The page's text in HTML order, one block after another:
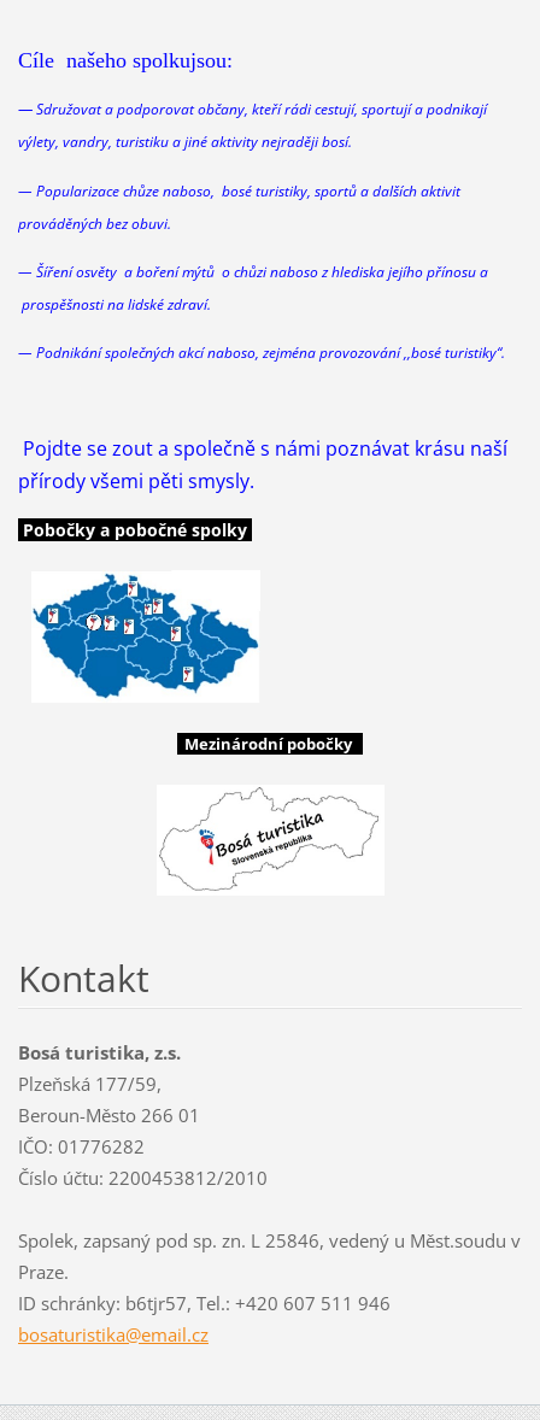
Cíle našeho spolkujsou:
—Sdružovat a podporovat občany, kteří rádi cestují, sportují a podnikají
výlety, vandry, turistiku a jiné aktivity nejraději bosí.
— Popularizace chůze naboso, bosé turistiky, sportů a dalších aktivit
prováděných bez obuvi.
— Šíření osvěty a boření mýtů o chůzinabosoz hlediska jejího přínosu a
prospěšnosti na lidské zdraví.
— Podnikání společných akcínaboso, zejména provozování ,,bosé turistiky“.
Pojdte se zout a společně s námi poznávat krásu naší
přírody všemi pěti smysly.
Pobočky a pobočné spolky
Mezinárodní pobočky
Kontakt
Bosá turistika, z.s.
Plzeňská 177/59,
Beroun-Město 266 01
IČO: 01776282
Číslo účtu: 2200453812/2010
Spolek, zapsaný pod sp. zn. L 25846, vedený u Měst.soudu v
Praze.
ID schránky: b6tjr57, Tel.: +420 607 511 946
bosaturistika@email.cz